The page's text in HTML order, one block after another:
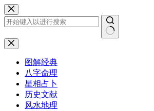
跳
至
内
容
无
图解经典
八字命理
星相占卜
历史文献
风水地理